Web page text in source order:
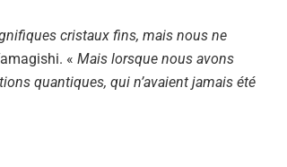
cristaux fins, mais nous ne
« Mais lorsque nous avons
quantiques, qui n’avaient jamais été